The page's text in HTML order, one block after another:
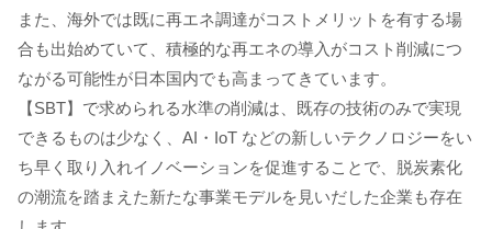
また、海外では既に再エネ調達がコストメリットを有する場
合も出始めていて、積極的な再エネの導入がコスト削減につ
ながる可能性が日本国内でも高まってきています。
【SBT】で求められる水準の削減は、既存の技術のみで実現
できるものは少なく、AI・IoT などの新しいテクノロジーをい
ち早く取り入れイノベーションを促進することで、脱炭素化
の潮流を踏まえた新たな事業モデルを見いだした企業も存在